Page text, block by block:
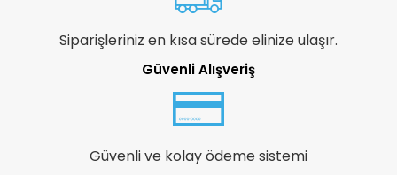
Siparişleriniz en kısa sürede elinize ulaşır.
Güvenli Alışveriş
Güvenli ve kolay ödeme sistemi